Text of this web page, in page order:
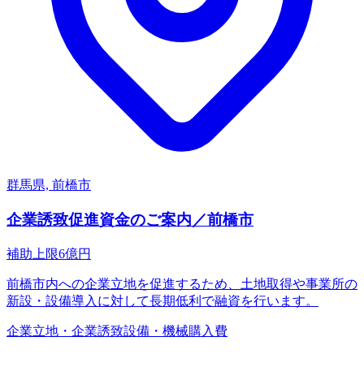
群馬県, 前橋市
企業誘致促進資金のご案内／前橋市
補助上限6億円
前橋市内への企業立地を促進するため、土地取得や事業所の
新設・設備導入に対して長期低利で融資を行います。
企業立地・企業誘致設備・機械購入費